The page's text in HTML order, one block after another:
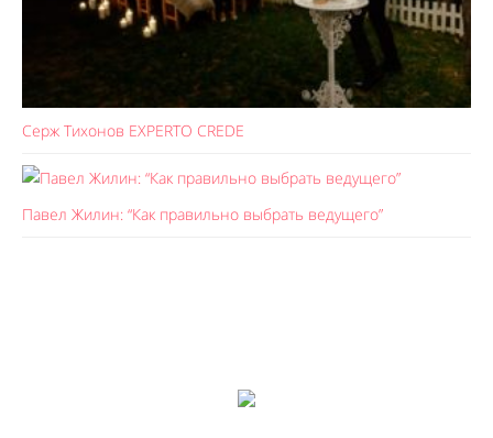
Серж Тихонов EXPERTO CREDE
Павел Жилин: “Как правильно выбрать ведущего”